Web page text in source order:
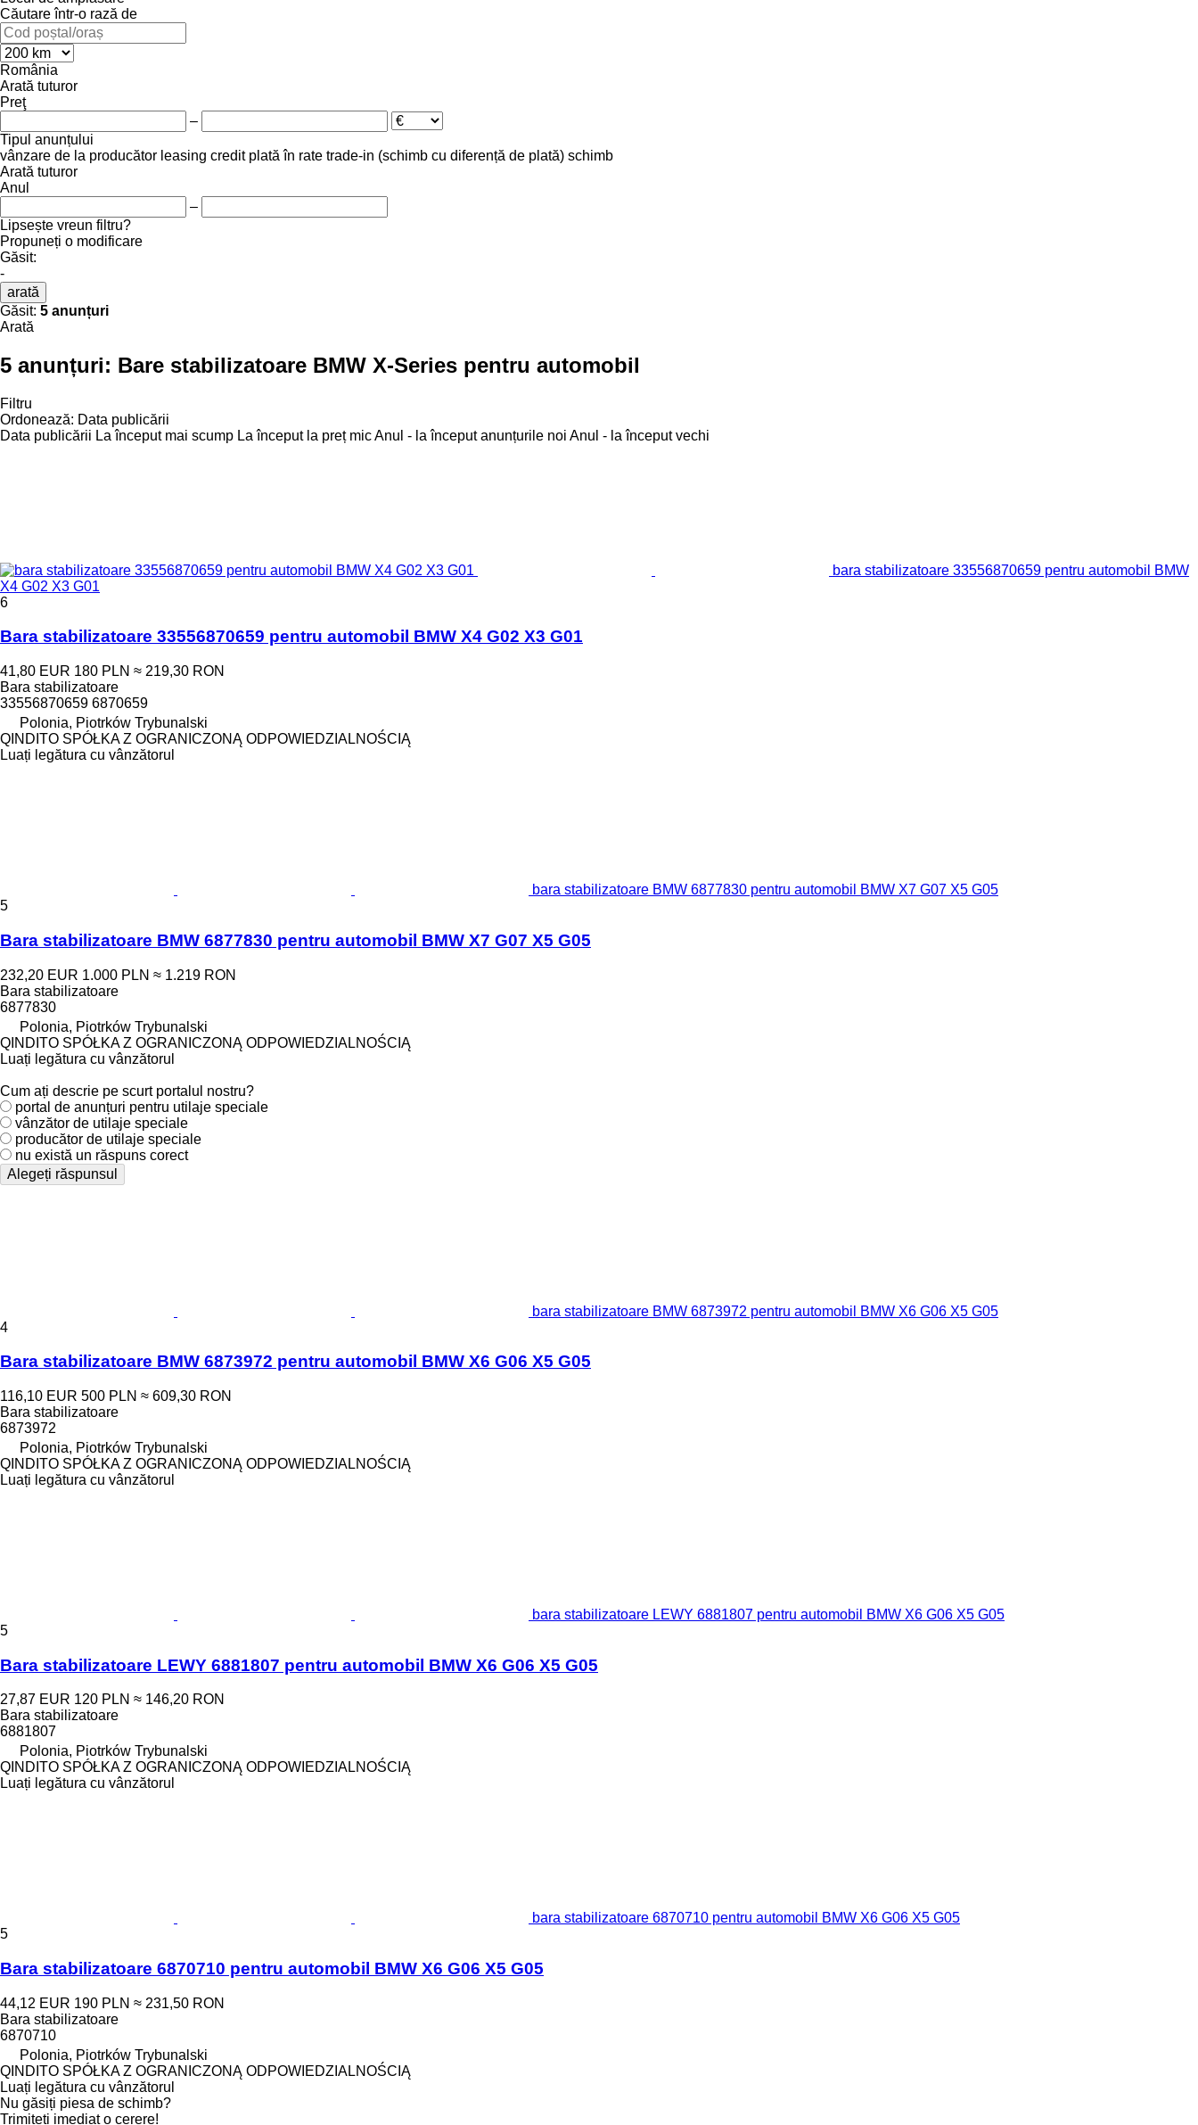
Căutare într-o rază de
România
Arată tuturor
Preţ
–
Tipul anunțului
vânzare de la producător leasing credit plată în rate trade-in (schimb cu diferență de plată) schimb
Arată tuturor
Anul
–
Lipsește vreun filtru?
Propuneți o modificare
Găsit:
-
arată
Găsit: 5 anunțuri
Arată
5 anunțuri: Bare stabilizatoare BMW X-Series pentru automobil
Filtru
Ordonează: Data publicării
Data publicării La început mai scump La început la preț micAnul - la început anunțurile noi Anul - la început vechi
bara stabilizatoare 33556870659 pentru automobil BMW
X4 G02 X3 G01
6
Bara stabilizatoare 33556870659 pentru automobil BMW X4 G02 X3 G01
41,80 EUR 180 PLN ≈ 219,30 RON
Bara stabilizatoare
33556870659 6870659
Polonia, Piotrków Trybunalski
QINDITO SPÓŁKA Z OGRANICZONĄ ODPOWIEDZIALNOŚCIĄ
Luați legătura cu vânzătorul
bara stabilizatoare BMW 6877830 pentru automobil BMW X7 G07 X5 G05
5
Bara stabilizatoare BMW 6877830 pentru automobil BMW X7 G07 X5 G05
232,20 EUR 1.000 PLN ≈ 1.219 RON
Bara stabilizatoare
6877830
Polonia, Piotrków Trybunalski
QINDITO SPÓŁKA Z OGRANICZONĄ ODPOWIEDZIALNOŚCIĄ
Luați legătura cu vânzătorul
Cum ați descrie pe scurt portalul nostru?
portal de anunțuri pentru utilaje speciale
vânzător de utilaje speciale
producător de utilaje speciale
nu există un răspuns corect
Alegeți răspunsul
bara stabilizatoare BMW 6873972 pentru automobil BMW X6 G06 X5 G05
4
Bara stabilizatoare BMW 6873972 pentru automobil BMW X6 G06 X5 G05
116,10 EUR 500 PLN ≈ 609,30 RON
Bara stabilizatoare
6873972
Polonia, Piotrków Trybunalski
QINDITO SPÓŁKA Z OGRANICZONĄ ODPOWIEDZIALNOŚCIĄ
Luați legătura cu vânzătorul
bara stabilizatoare LEWY 6881807 pentru automobil BMW X6 G06 X5 G05
5
Bara stabilizatoare LEWY 6881807 pentru automobil BMW X6 G06 X5 G05
27,87 EUR 120 PLN ≈ 146,20 RON
Bara stabilizatoare
6881807
Polonia, Piotrków Trybunalski
QINDITO SPÓŁKA Z OGRANICZONĄ ODPOWIEDZIALNOŚCIĄ
Luați legătura cu vânzătorul
bara stabilizatoare 6870710 pentru automobil BMW X6 G06 X5 G05
5
Bara stabilizatoare 6870710 pentru automobil BMW X6 G06 X5 G05
44,12 EUR 190 PLN ≈ 231,50 RON
Bara stabilizatoare
6870710
Polonia, Piotrków Trybunalski
QINDITO SPÓŁKA Z OGRANICZONĄ ODPOWIEDZIALNOŚCIĄ
Luați legătura cu vânzătorul
Nu găsiți piesa de schimb?
Trimiteți imediat o cerere!